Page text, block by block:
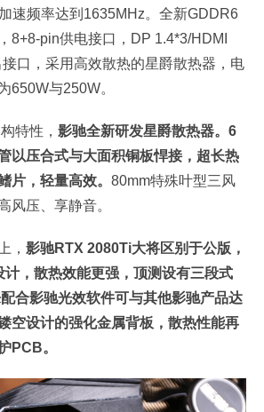
速频率达到1635MHz。全新GDDR6
8+8-pin供电接口，DP 1.4*3/HDMI
口，采用高效散热的星爵散热器，电
650W与250W。
特性， 影驰全新研发星爵散热器。6
以压合式与大面积铜板悍接，超长热
片，轻量高效。 80mm特殊叶型三风
风压、享静音。
， 影驰RTX 2080Ti大将区别于公版，
计，散热效能更强，顶测设有三段式
合影驰光效软件可与其他影驰产品达
空设计的强化金属背板，散热性能再
PCB。